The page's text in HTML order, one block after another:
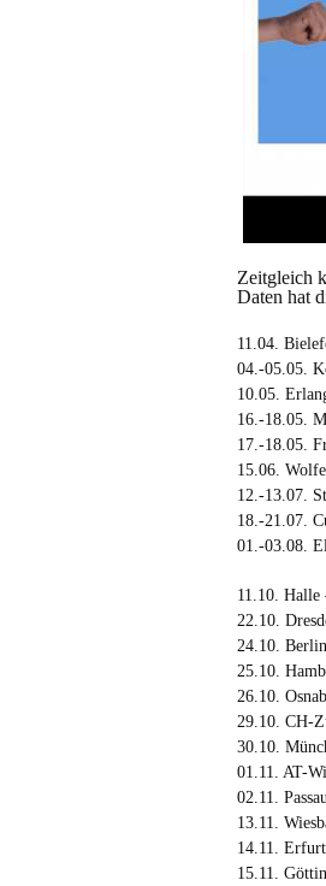
Zeitgleich
Daten hat
11.04.
04.-05.05.
10.05.
16.-18.05.
17.-18.05.
15.06.
12.-13.07.
18.-21.07.
01.-03.08.
11.10.
22.10.
24.10.
25.10.
26.10.
29.10. CH-
30.10.
01.11. AT-
02.11.
13.11.
14.11.
15.11.